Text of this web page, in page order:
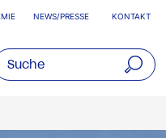
NEWS/PRESSE KONTAKT